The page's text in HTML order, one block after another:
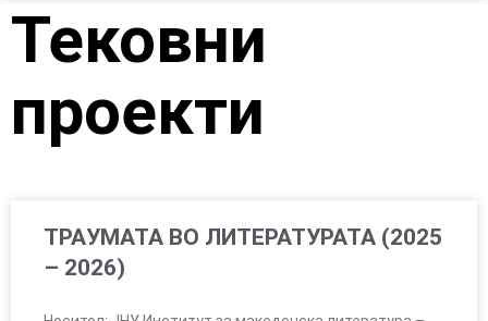
Тековни
проекти
ТРАУМАТА ВО ЛИТЕРАТУРАТА (2025
– 2026)